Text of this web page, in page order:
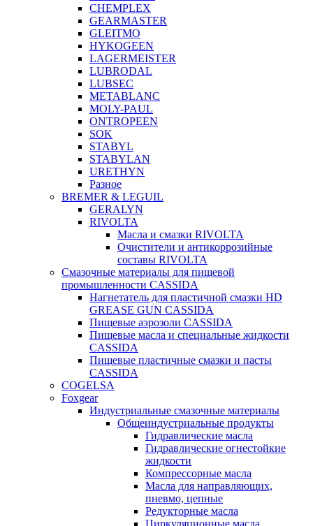
CHEMPLEX
GEARMASTER
GLEITMO
HYKOGEEN
LAGERMEISTER
LUBRODAL
LUBSEC
METABLANC
MOLY-PAUL
ONTROPEEN
SOK
STABYL
STABYLAN
URETHYN
Разное
BREMER & LEGUIL
GERALYN
RIVOLTA
Масла и смазки RIVOLTA
Очистители и антикоррозийные
составы RIVOLTA
Смазочные материалы для пищевой
промышленности CASSIDA
Нагнетатель для пластичной смазки HD
GREASE GUN CASSIDA
Пищевые аэрозоли CASSIDA
Пищевые масла и специальные жидкости
CASSIDA
Пищевые пластичные смазки и пасты
CASSIDA
COGELSA
Foxgear
Индустриальные смазочные материалы
Общеиндустриальные продукты
Гидравлические масла
Гидравлические огнестойкие
жидкости
Компрессорные масла
Масла для направляющих,
пневмо, цепные
Редукторные масла
Циркуляционные масла